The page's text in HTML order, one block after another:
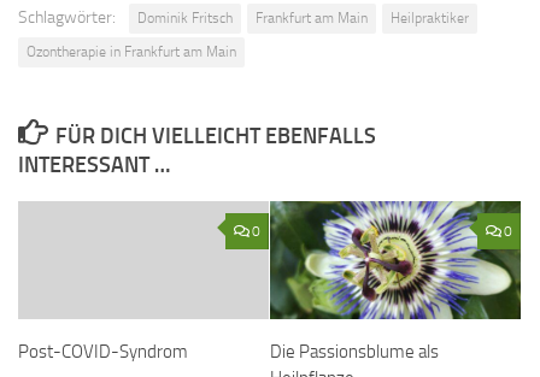
Schlagwörter: Dominik Fritsch Frankfurt am Main
Heilpraktiker
Ozontherapie in Frankfurt am Main
FÜR DICH VIELLEICHT EBENFALLS
INTERESSANT …
0
Post-COVID-Syndrom
0
Die Passionsblume als